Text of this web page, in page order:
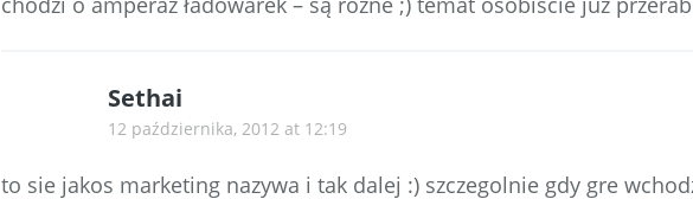
Sethai
12 października, 2012 at 12:19
to sie jakos marketing nazywa i tak dalej :) szczegolnie gdy gre